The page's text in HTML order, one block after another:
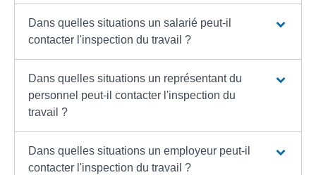
Dans quelles situations un salarié peut-il
contacter l'inspection du travail ?
Dans quelles situations un représentant du
personnel peut-il contacter l'inspection du
travail ?
Dans quelles situations un employeur peut-il
contacter l'inspection du travail ?